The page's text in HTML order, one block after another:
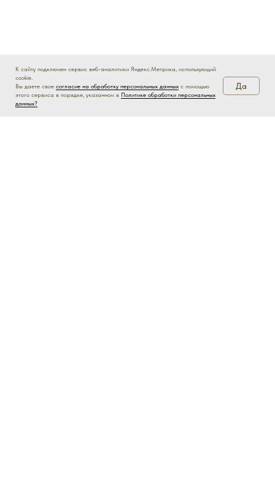
К сайту подключен сервис веб-аналитики Яндекс.Метрика, использующий
cookie.
Вы даете свое согласие на обработку персональных данных с помощью
этого сервиса в порядке, указанном в Политике обработки персональных
данных?
Да